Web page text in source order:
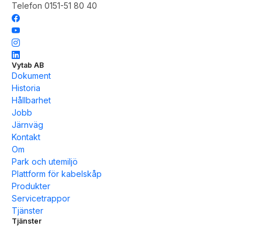
Telefon 0151-51 80 40
Vytab AB
Dokument
Historia
Hållbarhet
Jobb
Järnväg
Kontakt
Om
Park och utemiljö
Plattform för kabelskåp
Produkter
Servicetrappor
Tjänster
Tjänster